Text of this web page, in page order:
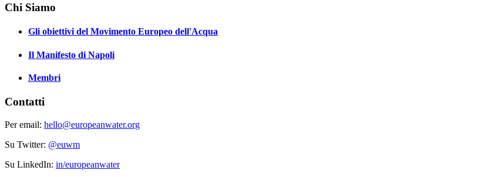
Chi Siamo
Gli obiettivi del Movimento Europeo dell'Acqua
Il Manifesto di Napoli
Membri
Contatti
Per email: hello@europeanwater.org
Su Twitter: @euwm
Su LinkedIn: in/europeanwater